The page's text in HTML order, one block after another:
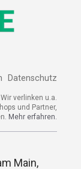
Datenschutz
verlinken u.a.
und Partner,
Mehr erfahren.
Main,